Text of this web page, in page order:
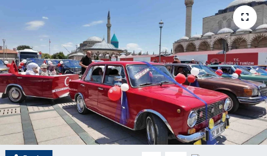
Dünya
EĞİTİM
EKONOMİ
English News